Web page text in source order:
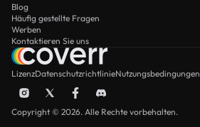
Blog
Häufig gestellte Fragen
Werben
Kontaktieren Sie uns
LizenzDatenschutzrichtlinieNutzungsbedingungen
Copyright © 2026. Alle Rechte vorbehalten.